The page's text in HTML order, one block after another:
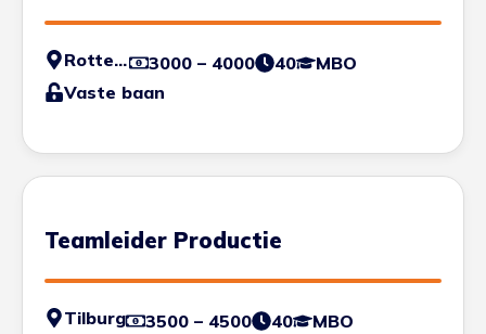
Rotterdam 3000 – 4000 40
MBO
Vaste baan
Teamleider Productie
Tilburg 3500 – 4500 40
MBO